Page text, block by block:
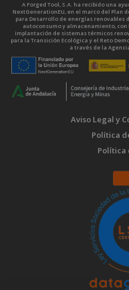
A Forged Tool, S.A. ha recibido una
NextGenerationEU, en el marco del Plan
para Desarrollo de energías
autoconsumo y almacenamiento,
implantación de sistemas térmicos
para la Transición Ecológica y el Reto
a través de la
Aviso Legal y
Política
Política